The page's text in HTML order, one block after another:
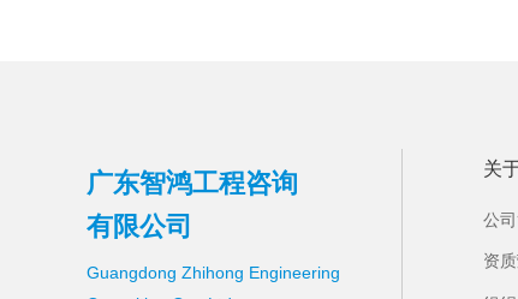
广东智鸿工程咨询
有限公司
Guangdong Zhihong Engineering
关
公
资